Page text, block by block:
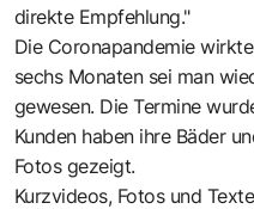
direkte Empfehlung."
Die Coronapandemie
sechs Monaten sei man
gewesen. Die Termine
Kunden haben ihre Bäder
Fotos gezeigt.
Kurzvideos, Fotos und